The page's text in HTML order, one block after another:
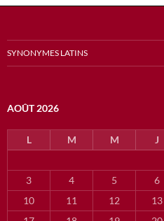
SYNONYMES LATINS
AOÛT 2026
L M M J
3
4 5 6
10
11 12 13